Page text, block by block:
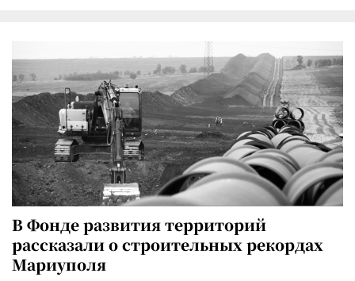
В Фонде развития территорий
рассказали о строительных рекордах
Мариуполя